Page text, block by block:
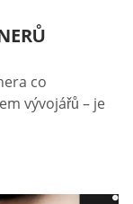
co
vývojářů – je